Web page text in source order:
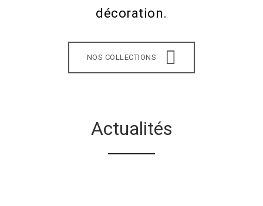
décoration.
NOS COLLECTIONS
Actualités